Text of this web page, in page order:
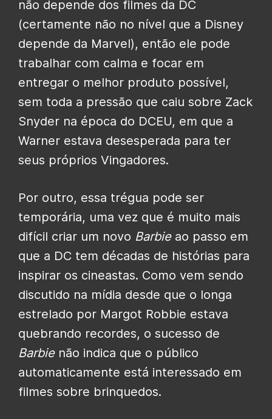
não depende dos filmes da DC
(certamente não no nível que a Disney
depende da Marvel), então ele pode
trabalhar com calma e focar em
entregar o melhor produto possível,
sem toda a pressão que caiu sobre Zack
Snyder na época do DCEU, em que a
Warner estava desesperada para ter
seus próprios Vingadores.
Por outro, essa trégua pode ser
temporária, uma vez que é muito mais
difícil criar um novo Barbieao passo em
que a DC tem décadas de histórias para
inspirar os cineastas. Como vem sendo
discutido na mídia desde que o longa
estrelado por Margot Robbie estava
quebrando recordes, o sucesso de
Barbienão indica que o público
automaticamente está interessado em
filmes sobre brinquedos.